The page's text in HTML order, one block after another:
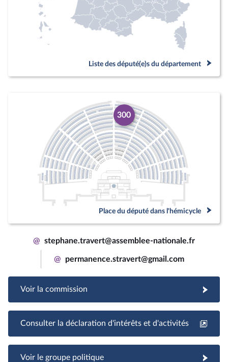
Liste des député(e)s du département
300
Place du député dans l'hémicycle
@ stephane.travert@assemblee-nationale.fr
@ permanence.stravert@gmail.com
Voir la commission
Consulter la déclaration d'intérêts et d'activités
Voir le groupe politique